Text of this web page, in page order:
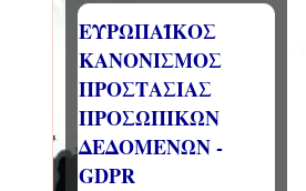
ΕΥΡΩΠΑΪΚΟΣ
ΚΑΝΟΝΙΣΜΟΣ
ΠΡΟΣΤΑΣΙΑΣ
ΠΡΟΣΩΠΙΚΩΝ
ΔΕΔΟΜΕΝΩΝ -
GDPR